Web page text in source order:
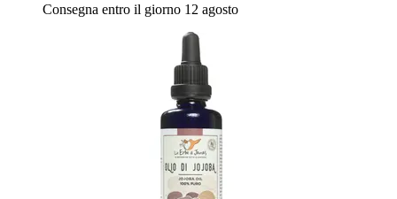
Consegna entro il giorno 12 agosto